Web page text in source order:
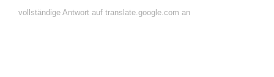
vollständige Antwort auf translate.google.com an